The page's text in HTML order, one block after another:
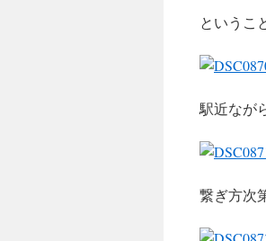
というこ
駅近なが
繋ぎ方次